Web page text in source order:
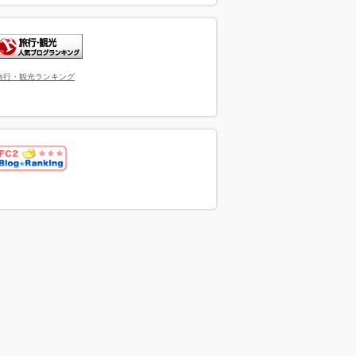
行・観光ランキング